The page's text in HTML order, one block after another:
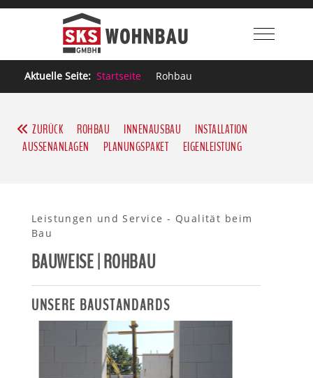
Mobile
Aktuelle Seite:Startseite Rohbau
ZURÜCK ROHBAU INNENAUSBAU
INSTALLATION
AUSSENANLAGEN
PLANUNGSPAKET EIGENLEISTUNG
Leistungen und Service - Qualität beim
Bau
BAUWEISE | ROHBAU
UNSERE BAUSTANDARDS